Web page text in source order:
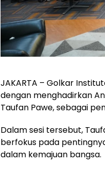
JAKARTA – Golkar
dengan menghadirkan
Taufan Pawe, sebagai
Dalam sesi tersebut,
berfokus pada
dalam kemajuan bangsa.